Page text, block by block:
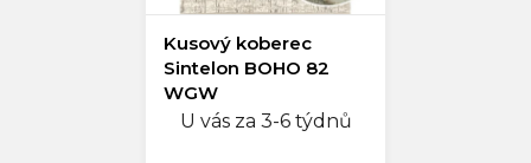
Kusový koberec
Sintelon BOHO 82
WGW
U vás za 3-6 týdnů